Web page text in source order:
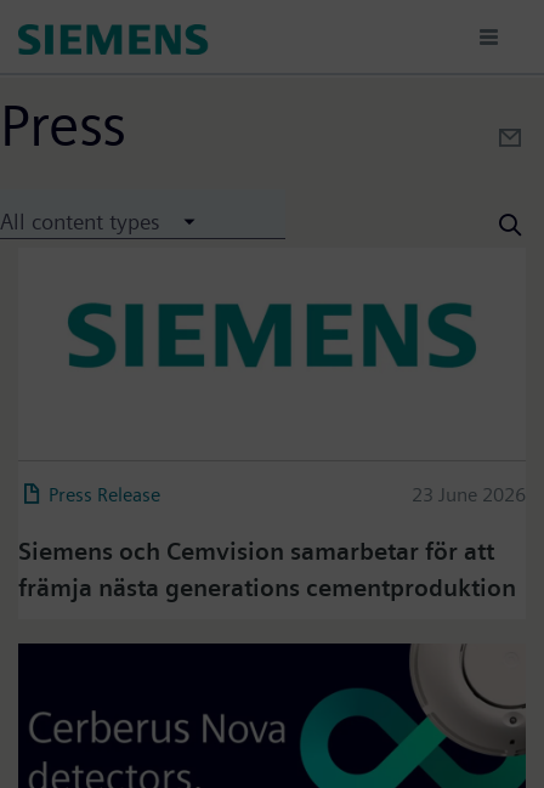
zum
Press
All content types
Press Release 23 June 2026
Siemens och Cemvision samarbetar för att
främja nästa generations cementproduktion